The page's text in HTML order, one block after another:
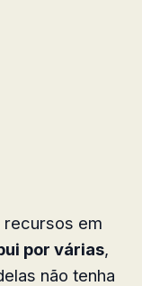
recursos em
por várias,
não tenha